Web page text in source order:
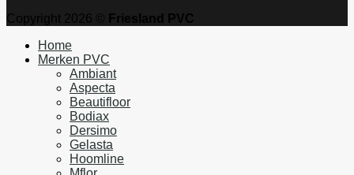
Copyright 2026 ©
Friesland PVC
Home
Merken PVC
Ambiant
Aspecta
Beautifloor
Bodiax
Dersimo
Gelasta
Hoomline